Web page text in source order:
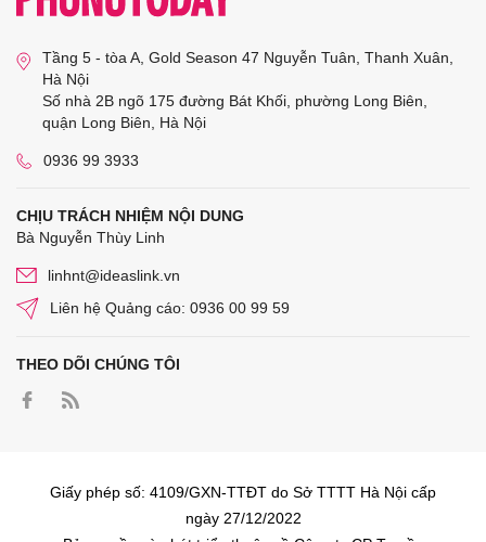
Tầng 5 - tòa A, Gold Season 47 Nguyễn Tuân, Thanh Xuân,
Hà Nội
Số nhà 2B ngõ 175 đường Bát Khối, phường Long Biên,
quận Long Biên, Hà Nội
0936 99 3933
CHỊU TRÁCH NHIỆM NỘI DUNG
Bà Nguyễn Thùy Linh
linhnt@ideaslink.vn
Liên hệ Quảng cáo: 0936 00 99 59
THEO DÕI CHÚNG TÔI
Giấy phép số: 4109/GXN-TTĐT do Sở TTTT Hà Nội cấp
ngày 27/12/2022